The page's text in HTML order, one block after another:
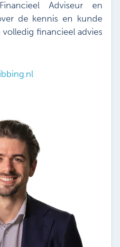
Adviseur en
de kennis en kunde
financieel advies